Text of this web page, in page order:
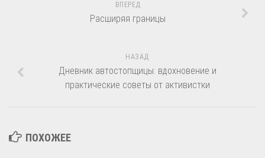
ВПЕРЕД
Расширяя границы
НАЗАД
Дневник автостопщицы: вдохновение и
практические советы от активистки
ПОХОЖЕЕ